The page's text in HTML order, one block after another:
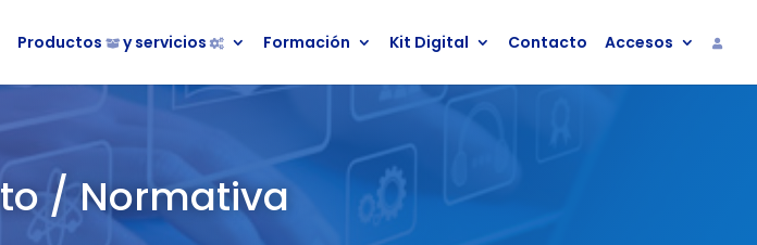
Productos y servicios Formación Kit Digital Contacto Accesos
/ Normativa